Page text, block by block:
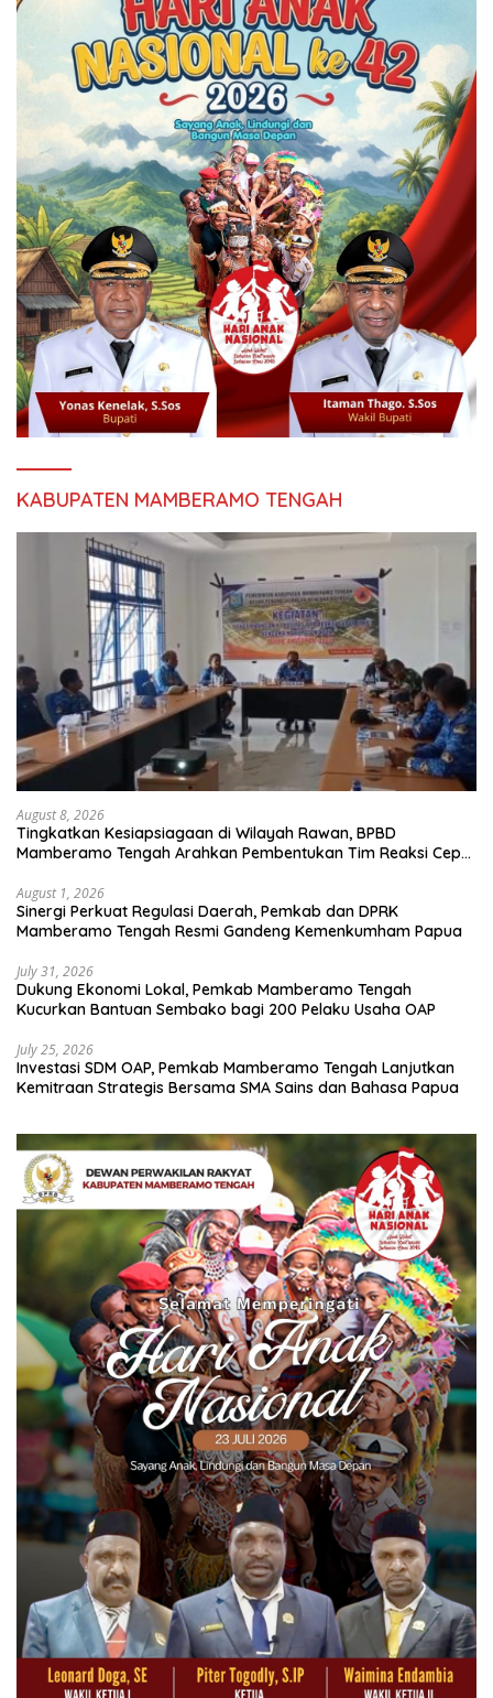
KABUPATEN MAMBERAMO TENGAH
August 8, 2026
Tingkatkan Kesiapsiagaan di Wilayah Rawan, BPBD
Mamberamo Tengah Arahkan Pembentukan Tim Reaksi Cepat
August 1, 2026
Sinergi Perkuat Regulasi Daerah, Pemkab dan DPRK
Mamberamo Tengah Resmi Gandeng Kemenkumham Papua
July 31, 2026
Dukung Ekonomi Lokal, Pemkab Mamberamo Tengah
Kucurkan Bantuan Sembako bagi 200 Pelaku Usaha OAP
July 25, 2026
Investasi SDM OAP, Pemkab Mamberamo Tengah Lanjutkan
Kemitraan Strategis Bersama SMA Sains dan Bahasa Papua